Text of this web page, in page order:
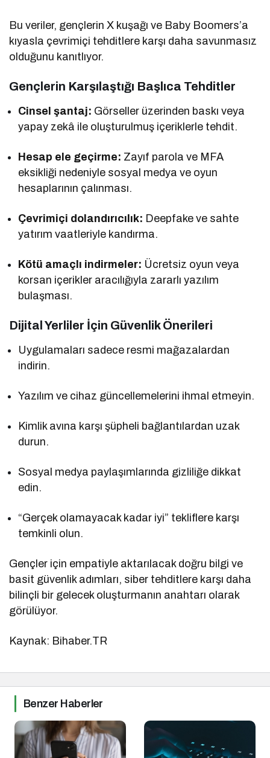
Bu veriler, gençlerin X kuşağı ve Baby Boomers’a
kıyasla çevrimiçi tehditlere karşı daha savunmasız
olduğunu kanıtlıyor.
Gençlerin Karşılaştığı Başlıca Tehditler
Cinsel şantaj: Görseller üzerinden baskı veya
yapay zekâ ile oluşturulmuş içeriklerle tehdit.
Hesap ele geçirme: Zayıf parola ve MFA
eksikliği nedeniyle sosyal medya ve oyun
hesaplarının çalınması.
Çevrimiçi dolandırıcılık: Deepfake ve sahte
yatırım vaatleriyle kandırma.
Kötü amaçlı indirmeler: Ücretsiz oyun veya
korsan içerikler aracılığıyla zararlı yazılım
bulaşması.
Dijital Yerliler İçin Güvenlik Önerileri
Uygulamaları sadece resmi mağazalardan
indirin.
Yazılım ve cihaz güncellemelerini ihmal etmeyin.
Kimlik avına karşı şüpheli bağlantılardan uzak
durun.
Sosyal medya paylaşımlarında gizliliğe dikkat
edin.
“Gerçek olamayacak kadar iyi” tekliflere karşı
temkinli olun.
Gençler için empatiyle aktarılacak doğru bilgi ve
basit güvenlik adımları, siber tehditlere karşı daha
bilinçli bir gelecek oluşturmanın anahtarı olarak
görülüyor.
Kaynak: Bihaber.TR
Benzer Haberler